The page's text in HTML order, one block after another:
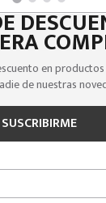
en
de nuestras
SUSCRIBIRME